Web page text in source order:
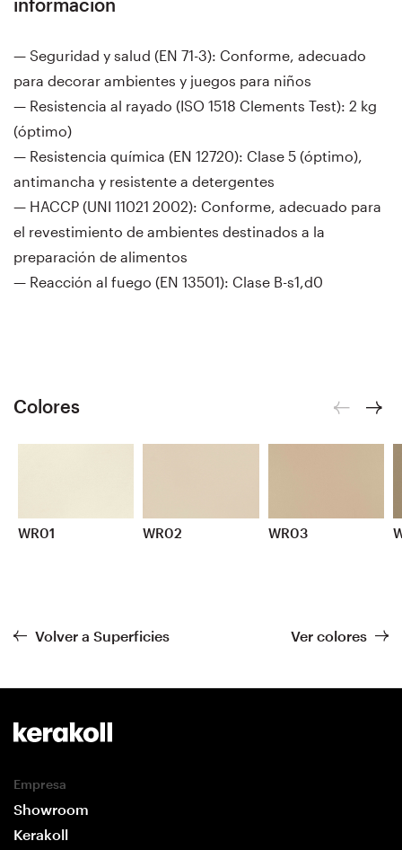
información
— Seguridad y salud (EN 71-3): Conforme, adecuado
para decorar ambientes y juegos para niños
— Resistencia al rayado (ISO 1518 Clements Test): 2 kg
(óptimo)
— Resistencia química (EN 12720): Clase 5 (óptimo),
antimancha y resistente a detergentes
— HACCP (UNI 11021 2002): Conforme, adecuado para
el revestimiento de ambientes destinados a la
preparación de alimentos
— Reacción al fuego (EN 13501): Clase B-s1,d0
Colores
WR01 WR02 WR03
Volver a Superficies Ver colores
Empresa
Showroom
Kerakoll